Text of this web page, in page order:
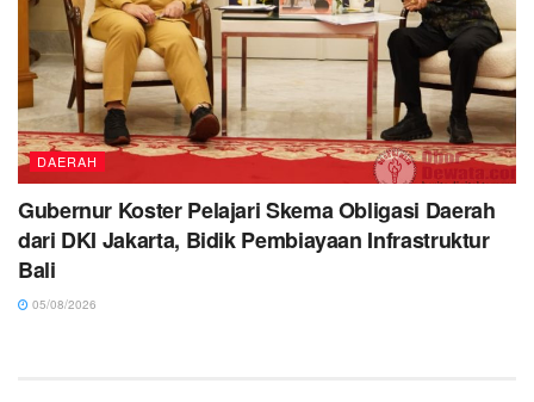
DAERAH
Gubernur Koster Pelajari Skema Obligasi Daerah
dari DKI Jakarta, Bidik Pembiayaan Infrastruktur
Bali
05/08/2026